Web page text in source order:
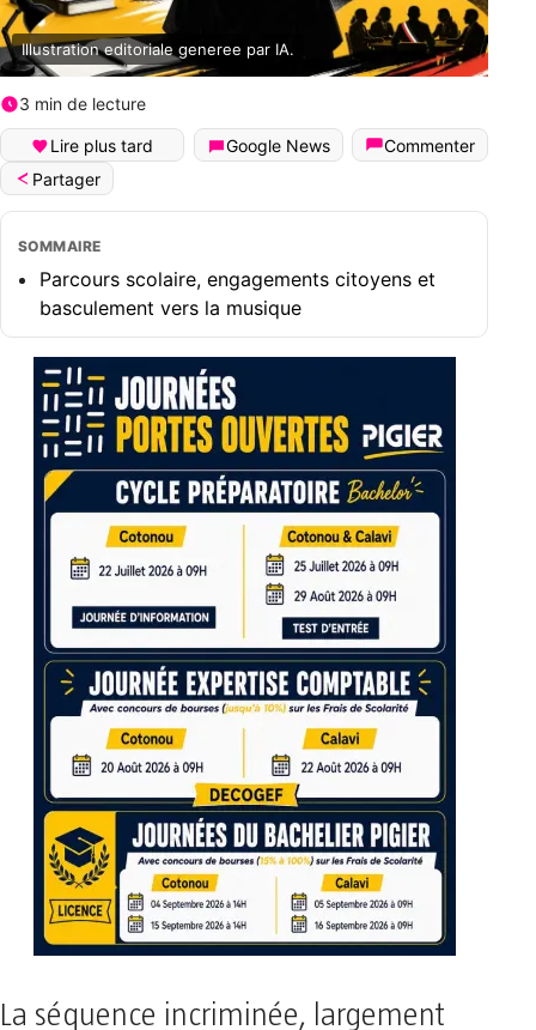
Illustration editoriale generee par IA.
3 min de lecture
Lire plus tard Google News
Commenter
Partager
SOMMAIRE
Parcours scolaire, engagements citoyens et
basculement vers la musique
La séquence incriminée, largement